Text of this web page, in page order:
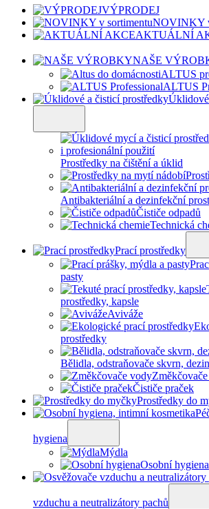
VÝPRODEJ
NOVINKY
AKTUÁLNÍ
NAŠE
ALTUS
ALTUS
Prostředky na čištění a úklid
Antibakteriální a dezinfekční
Čističe odpadů
Technická
Prací prostředky
pasty
prostředky, kapsle
Aviváže
prostředky
Bělidla, odstraňovače skvrn,
Čističe praček
Prostředky do
hygiena
Mýdla
Osobní hygiena
vzduchu a neutralizátory pachů